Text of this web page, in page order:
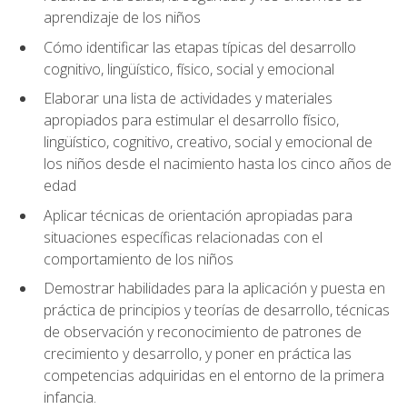
aprendizaje de los niños
Cómo identificar las etapas típicas del desarrollo
cognitivo, lingüístico, físico, social y emocional
Elaborar una lista de actividades y materiales
apropiados para estimular el desarrollo físico,
lingüístico, cognitivo, creativo, social y emocional de
los niños desde el nacimiento hasta los cinco años de
edad
Aplicar técnicas de orientación apropiadas para
situaciones específicas relacionadas con el
comportamiento de los niños
Demostrar habilidades para la aplicación y puesta en
práctica de principios y teorías de desarrollo, técnicas
de observación y reconocimiento de patrones de
crecimiento y desarrollo, y poner en práctica las
competencias adquiridas en el entorno de la primera
infancia.